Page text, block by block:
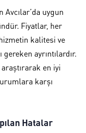
Avcılar’da uygun
Fiyatlar, her
kalitesi ve
ayrıntılardır.
en iyi
karşı
Hatalar